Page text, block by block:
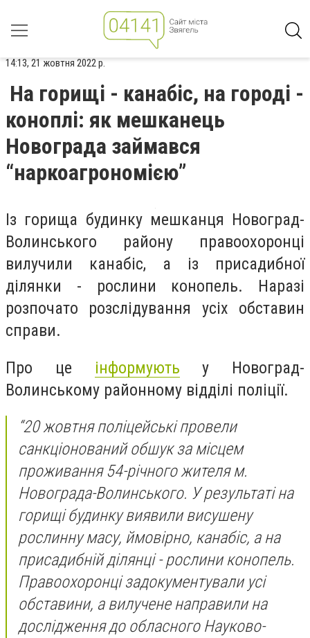
14:13, 21 жовтня 2022 р.
На горищі - канабіс, на городі -
коноплі: як мешканець
Новограда займався
“наркоагрономією”
Із горища будинку мешканця Новоград-
Волинського району правоохоронці
вилучили канабіс, а із присадибної
ділянки - рослини конопель. Наразі
розпочато розслідування усіх обставин
справи.
Про це інформують у Новоград-
Волинському районному відділі поліції.
“20 жовтня поліцейські провели
санкціонований обшук за місцем
проживання 54-річного жителя м.
Новограда-Волинського. У результаті на
горищі будинку виявили висушену
рослинну масу, ймовірно, канабіс, а на
присадибній ділянці - рослини конопель.
Правоохоронці задокументували усі
обставини, а вилучене направили на
дослідження до обласного Науково-